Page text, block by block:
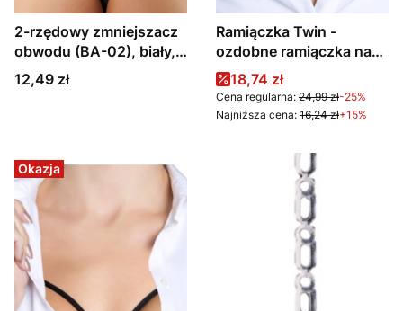
2-rzędowy zmniejszacz
obwodu (BA-02), biały,
czarny lub beżowy
Cena
12,49 zł
Ramiączka Twin -
ozdobne ramiączka na
dekolt
Cena promocyjna
18,74 zł
Cena regularna: 24,99 zł-25%
Najniższa cena: 16,24 zł+15%
Okazja